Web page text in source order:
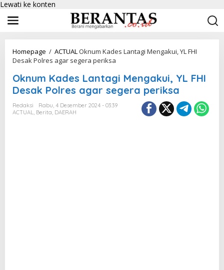
Lewati ke konten
Homepage / ACTUALOknum Kades Lantagi Mengakui, YL FHI
Desak Polres agar segera periksa
Oknum Kades Lantagi Mengakui, YL FHI
Desak Polres agar segera periksa
Redaksi
Rabu, 4 Desember 2024 - 03:39
ACTUAL, Berita, DAERAH